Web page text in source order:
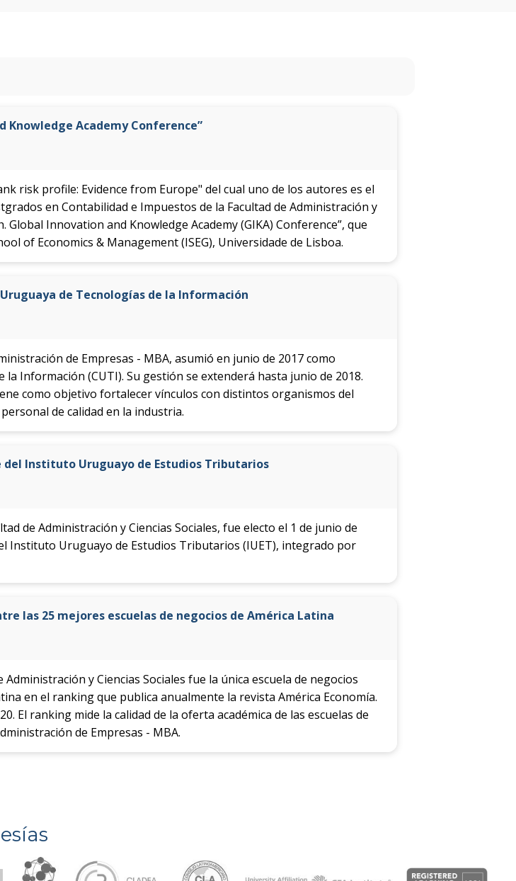
Knowledge Academy Conference”
risk profile: Evidence from Europe" del cual uno de los autores es el
en Contabilidad e Impuestos de la Facultad de Administración y
Innovation and Knowledge Academy (GIKA) Conference”, que
of Economics & Management (ISEG), Universidade de Lisboa.
de Tecnologías de la Información
de Empresas - MBA, asumió en junio de 2017 como
Información (CUTI). Su gestión se extenderá hasta junio de 2018.
como objetivo fortalecer vínculos con distintos organismos del
de calidad en la industria.
Instituto Uruguayo de Estudios Tributarios
de Administración y Ciencias Sociales, fue electo el 1 de junio de
Instituto Uruguayo de Estudios Tributarios (IUET), integrado por
las 25 mejores escuelas de negocios de América Latina
y Ciencias Sociales fue la única escuela de negocios
en el ranking que publica anualmente la revista América Economía.
El ranking mide la calidad de la oferta académica de las escuelas de
de Empresas - MBA.